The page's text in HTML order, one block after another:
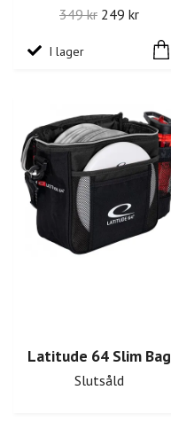
349 kr 249 kr
I lager
Latitude 64 Slim Bag
Slutsåld